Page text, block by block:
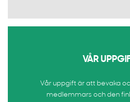
VÅR
Vår uppgift är att bevaka
medlemmars och den